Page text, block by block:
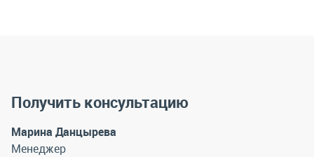
Получить консультацию
Марина Данцырева
Менеджер